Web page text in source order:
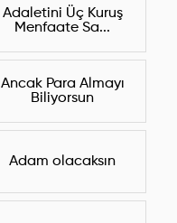
Adaletini Üç Kuruş
Menfaate Sa...
Ancak Para Almayı
Biliyorsun
Adam olacaksın